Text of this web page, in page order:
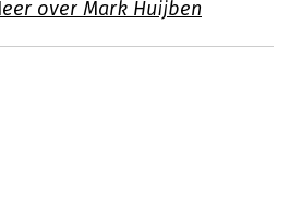
over Mark Huijben